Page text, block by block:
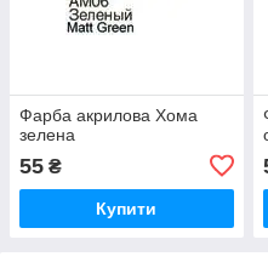
Фарба акрилова Хома
зелена
55 ₴
Купити